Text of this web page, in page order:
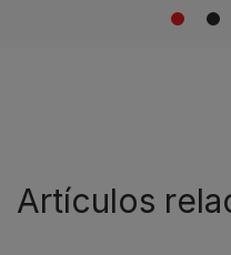
1 2
Artículos